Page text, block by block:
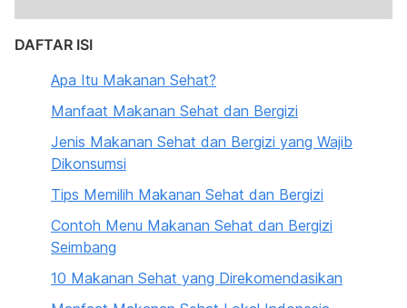
DAFTAR ISI
Apa Itu Makanan Sehat?
Manfaat Makanan Sehat dan Bergizi
Jenis Makanan Sehat dan Bergizi yang Wajib
Dikonsumsi
Tips Memilih Makanan Sehat dan Bergizi
Contoh Menu Makanan Sehat dan Bergizi
Seimbang
10 Makanan Sehat yang Direkomendasikan